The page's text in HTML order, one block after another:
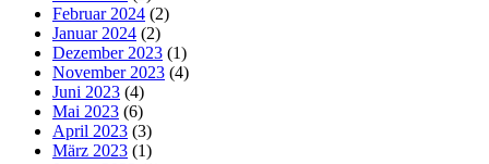
Februar 2024 (2)
Januar 2024 (2)
Dezember 2023 (1)
November 2023 (4)
Juni 2023 (4)
Mai 2023 (6)
April 2023 (3)
März 2023 (1)